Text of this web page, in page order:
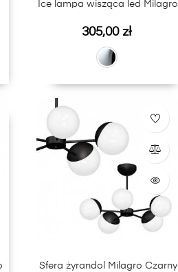
Ice lampa wisząca led Milagro
Cena
305,00 zł
Sfera żyrandol Milagro Czarny